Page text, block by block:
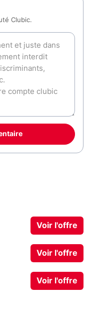
Clubic.
Voir l'offre
Voir l'offre
Voir l'offre